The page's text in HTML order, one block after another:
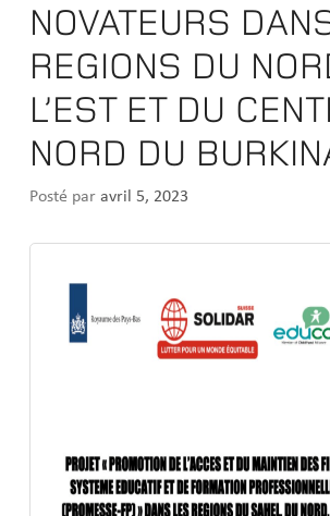
NOVATEURS
REGIONS DU
L’EST ET DU
NORD DU
Posté par avril 5, 2023